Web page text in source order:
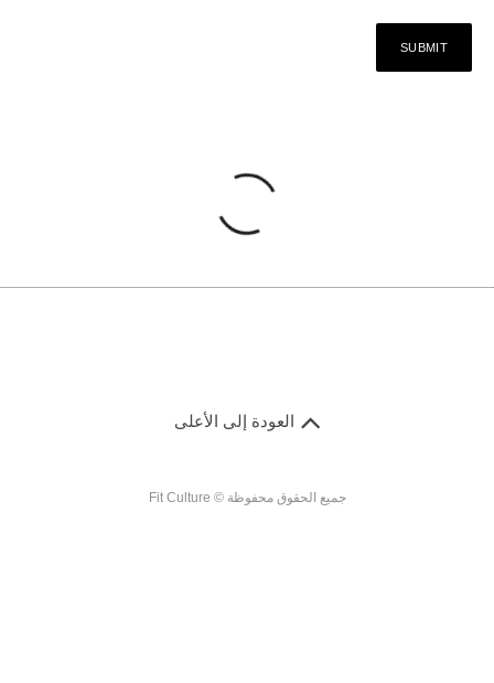
العودة إلى الأعلى
جميع الحقوق محفوظة © Fit Culture